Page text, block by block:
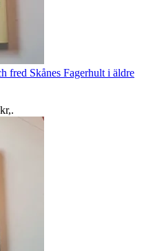
fred Skånes Fagerhult i äldre
,.